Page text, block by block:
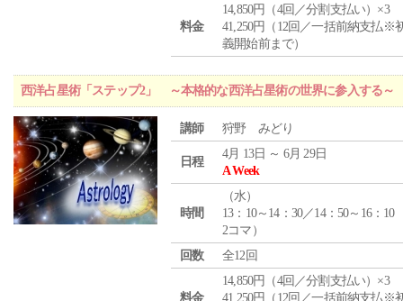
料金
14,850円（4回／分割支払い）×3
41,250円（12回／一括前納支払※
義開始前まで）
西洋占星術「ステップ2」 ～本格的な西洋占星術の世界に参入する～
講師 狩野 みどり
日程
4月 13日 ～ 6月 29日
A Week
時間
（水）
13：10～14：30／14：50～16：10
2コマ）
回数
全12回
料金
14,850円（4回／分割支払い）×3
41,250円（12回／一括前納支払※